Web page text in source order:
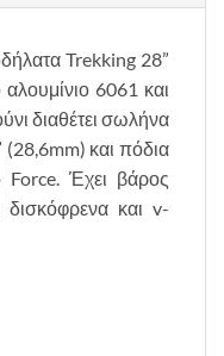
Trekking 28”
6061 και
διαθέτει σωλήνα
και πόδια
Έχει βάρος
δισκόφρενα και v-